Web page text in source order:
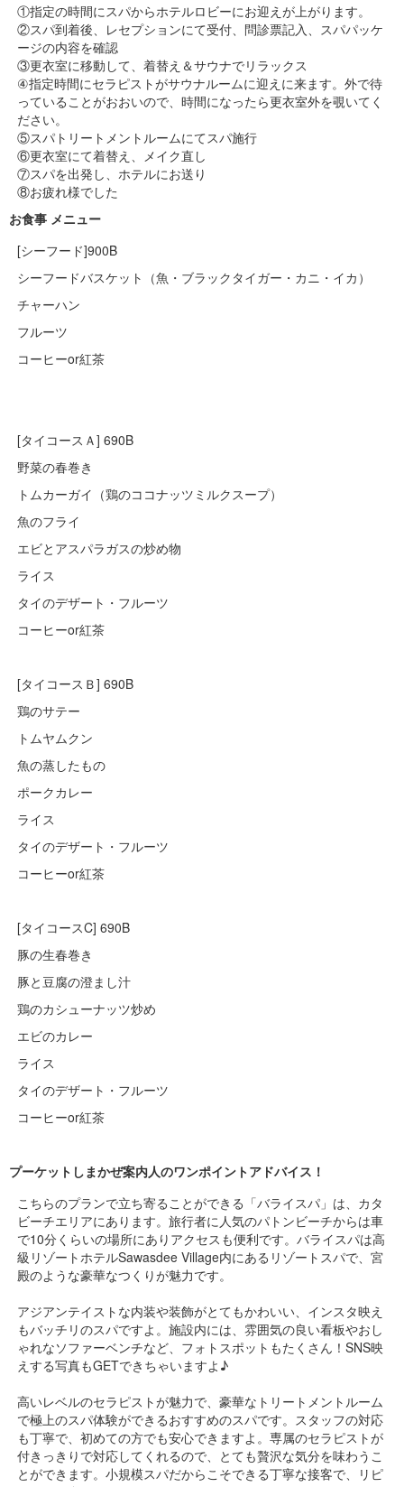
①指定の時間にスパからホテルロビーにお迎えが上がります。
②スパ到着後、レセプションにて受付、問診票記入、スパパッケ
ージの内容を確認
③更衣室に移動して、着替え＆サウナでリラックス
④指定時間にセラピストがサウナルームに迎えに来ます。外で待
っていることがおおいので、時間になったら更衣室外を覗いてく
ださい。
⑤スパトリートメントルームにてスパ施行
⑥更衣室にて着替え、メイク直し
⑦スパを出発し、ホテルにお送り
⑧お疲れ様でした
お食事 メニュー
[シーフード]900B
シーフードバスケット（魚・ブラックタイガー・カニ・イカ）
チャーハン
フルーツ
コーヒーor紅茶
[タイコースＡ] 690B
野菜の春巻き
トムカーガイ（鶏のココナッツミルクスープ）
魚のフライ
エビとアスパラガスの炒め物
ライス
タイのデザート・フルーツ
コーヒーor紅茶
[タイコースＢ] 690B
鶏のサテー
トムヤムクン
魚の蒸したもの
ポークカレー
ライス
タイのデザート・フルーツ
コーヒーor紅茶
[タイコースC] 690B
豚の生春巻き
豚と豆腐の澄まし汁
鶏のカシューナッツ炒め
エビのカレー
ライス
タイのデザート・フルーツ
コーヒーor紅茶
プーケットしまかぜ案内人のワンポイントアドバイス！
こちらのプランで立ち寄ることができる「バライスパ」は、カタ
ビーチエリアにあります。旅行者に人気のパトンビーチからは車
で10分くらいの場所にありアクセスも便利です。バライスパは高
級リゾートホテルSawasdee Village内にあるリゾートスパで、宮
殿のような豪華なつくりが魅力です。
アジアンテイストな内装や装飾がとてもかわいい、インスタ映え
もバッチリのスパですよ。施設内には、雰囲気の良い看板やおし
ゃれなソファーベンチなど、フォトスポットもたくさん！SNS映
えする写真もGETできちゃいますよ♪
高いレベルのセラピストが魅力で、豪華なトリートメントルーム
で極上のスパ体験ができるおすすめのスパです。スタッフの対応
も丁寧で、初めての方でも安心できますよ。専属のセラピストが
付きっきりで対応してくれるので、とても贅沢な気分を味わうこ
とができます。小規模スパだからこそできる丁寧な接客で、リピ